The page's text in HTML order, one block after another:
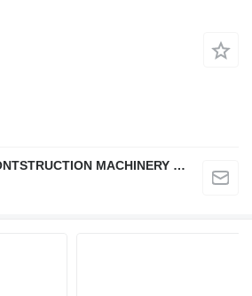
XUZHOU DINGHUA CONTSTRUCTION MACHINERY CO., LTD.